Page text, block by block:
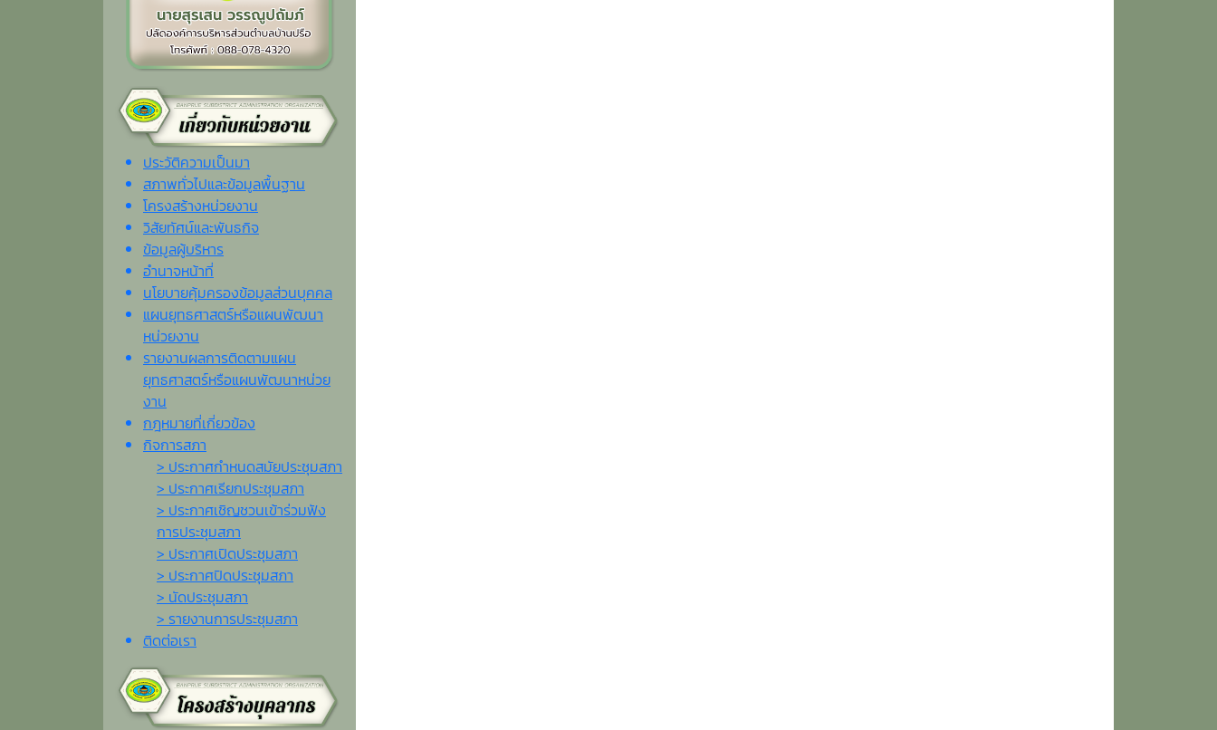
ประวัติความเป็นมา
สภาพทั่วไปและข้อมูลพื้นฐาน
โครงสร้างหน่วยงาน
วิสัยทัศน์และพันธกิจ
ข้อมูลผู้บริหาร
อำนาจหน้าที่
นโยบายคุ้มครองข้อมูลส่วนบุคคล
แผนยุทธศาสตร์หรือแผนพัฒนา
หน่วยงาน
รายงานผลการติดตามแผน
ยุทธศาสตร์หรือแผนพัฒนาหน่วย
งาน
กฎหมายที่เกี่ยวข้อง
กิจการสภา
> ประกาศกำหนดสมัยประชุมสภา
> ประกาศเรียกประชุมสภา
> ประกาศเชิญชวนเข้าร่วมฟัง
การประชุมสภา
> ประกาศเปิดประชุมสภา
> ประกาศปิดประชุมสภา
> นัดประชุมสภา
> รายงานการประชุมสภา
ติดต่อเรา